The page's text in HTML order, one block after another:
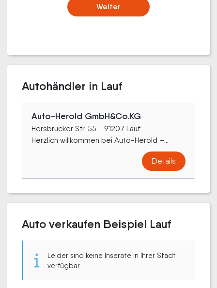
Weiter
Autohändler in Lauf
Auto-Herold GmbH&Co.KG
Hersbrucker Str. 55 - 91207 Lauf
Herzlich willkommen bei Auto-Herold –...
Details
Auto verkaufen Beispiel Lauf
Leider sind keine Inserate in Ihrer Stadt
verfügbar